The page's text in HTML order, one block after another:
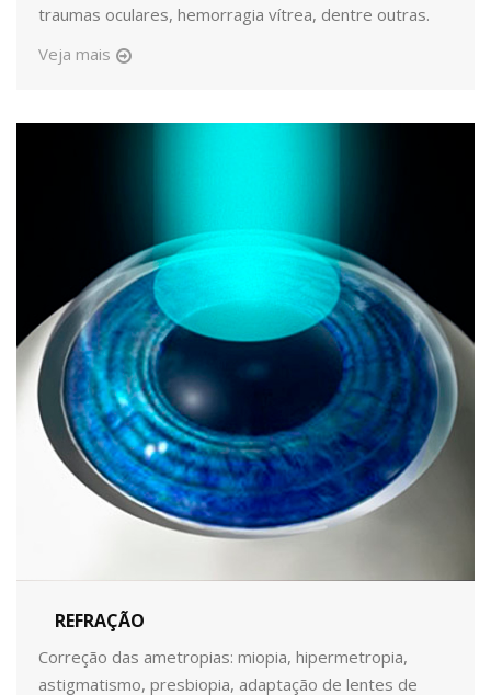
traumas oculares, hemorragia vítrea, dentre outras.
Veja mais
REFRAÇÃO
Correção das ametropias: miopia, hipermetropia,
astigmatismo, presbiopia, adaptação de lentes de